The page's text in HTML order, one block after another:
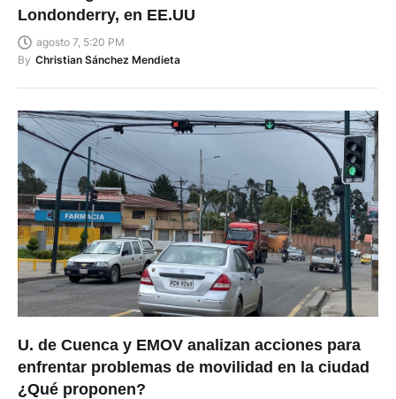
Londonderry, en EE.UU
agosto 7, 5:20 PM
By Christian Sánchez Mendieta
U. de Cuenca y EMOV analizan acciones para
enfrentar problemas de movilidad en la ciudad
¿Qué proponen?